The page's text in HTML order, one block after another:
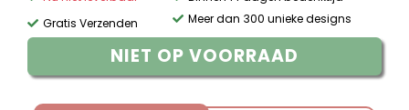
Gratis Verzenden
Meer dan 300 unieke designs
NIET OP VOORRAAD